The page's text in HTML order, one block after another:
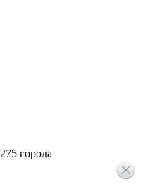
275 города